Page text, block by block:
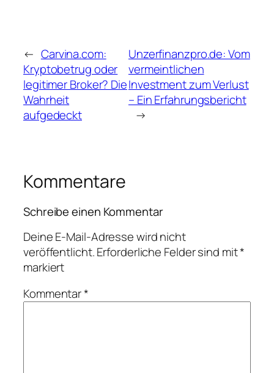
← Carvina.com:
Kryptobetrug oder
legitimer Broker? Die
Wahrheit
aufgedeckt
Unzerfinanzpro.de: Vom
vermeintlichen
Investment zum Verlust
– Ein Erfahrungsbericht
→
Kommentare
Schreibe einen Kommentar
Deine E-Mail-Adresse wird nicht
veröffentlicht.Erforderliche Felder sind mit*
markiert
Kommentar*